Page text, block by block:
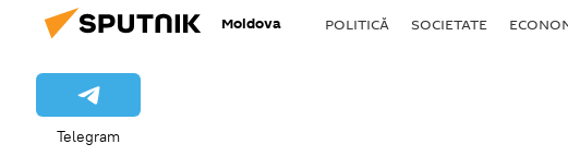
Moldova POLITICĂ SOCIETATE
Telegram